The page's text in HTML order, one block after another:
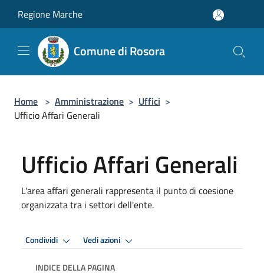
Regione Marche
Comune di Rosora
Home > Amministrazione > Uffici >
Ufficio Affari Generali
Ufficio Affari Generali
L'area affari generali rappresenta il punto di coesione
organizzata tra i settori dell'ente.
Condividi Vedi azioni
INDICE DELLA PAGINA